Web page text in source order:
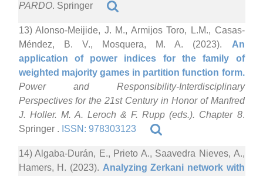
PARDO. Springer
13) Alonso-Meijide, J. M., Armijos Toro, L.M., Casas-
Méndez, B. V., Mosquera, M. A. (2023). An
application of power indices for the family of
weighted majority games in partition function form.
Power and Responsibility-Interdisciplinary
Perspectives for the 21st Century in Honor of Manfred
J. Holler. M. A. Leroch & F. Rupp (eds.). Chapter 8.
Springer . ISSN: 978303123
14) Algaba-Durán, E., Prieto A., Saavedra Nieves, A.,
Hamers, H. (2023). Analyzing Zerkani network with